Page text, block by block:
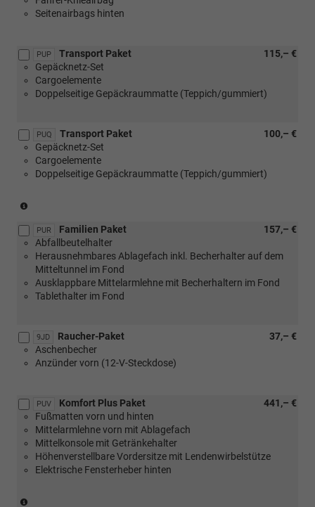
Seitenairbags hinten
PUP 115,– €
Transport Paket
Gepäcknetz-Set
Cargoelemente
Doppelseitige Gepäckraummatte (Teppich/gummiert)
PUQ 100,– €
Transport Paket
Gepäcknetz-Set
Cargoelemente
Doppelseitige Gepäckraummatte (Teppich/gummiert)
Verbindung
mit
[3GD]
Variabler
Ladeboden
im
PUR 157,– €
Familien Paket
Abfallbeutelhalter
Herausnehmbares Ablagefach inkl. Becherhalter auf dem
Mitteltunnel im Fond
Ausklappbare Mittelarmlehne mit Becherhaltern im Fond
Tablethalter im Fond
9JD 37,– €
Raucher-Paket
Aschenbecher
Anzünder vorn (12-V-Steckdose)
PUV 441,– €
Komfort Plus Paket
Fußmatten vorn und hinten
Mittelarmlehne vorn mit Ablagefach
Mittelkonsole mit Getränkehalter
Höhenverstellbare Vordersitze mit Lendenwirbelstütze
Elektrische Fensterheber hinten